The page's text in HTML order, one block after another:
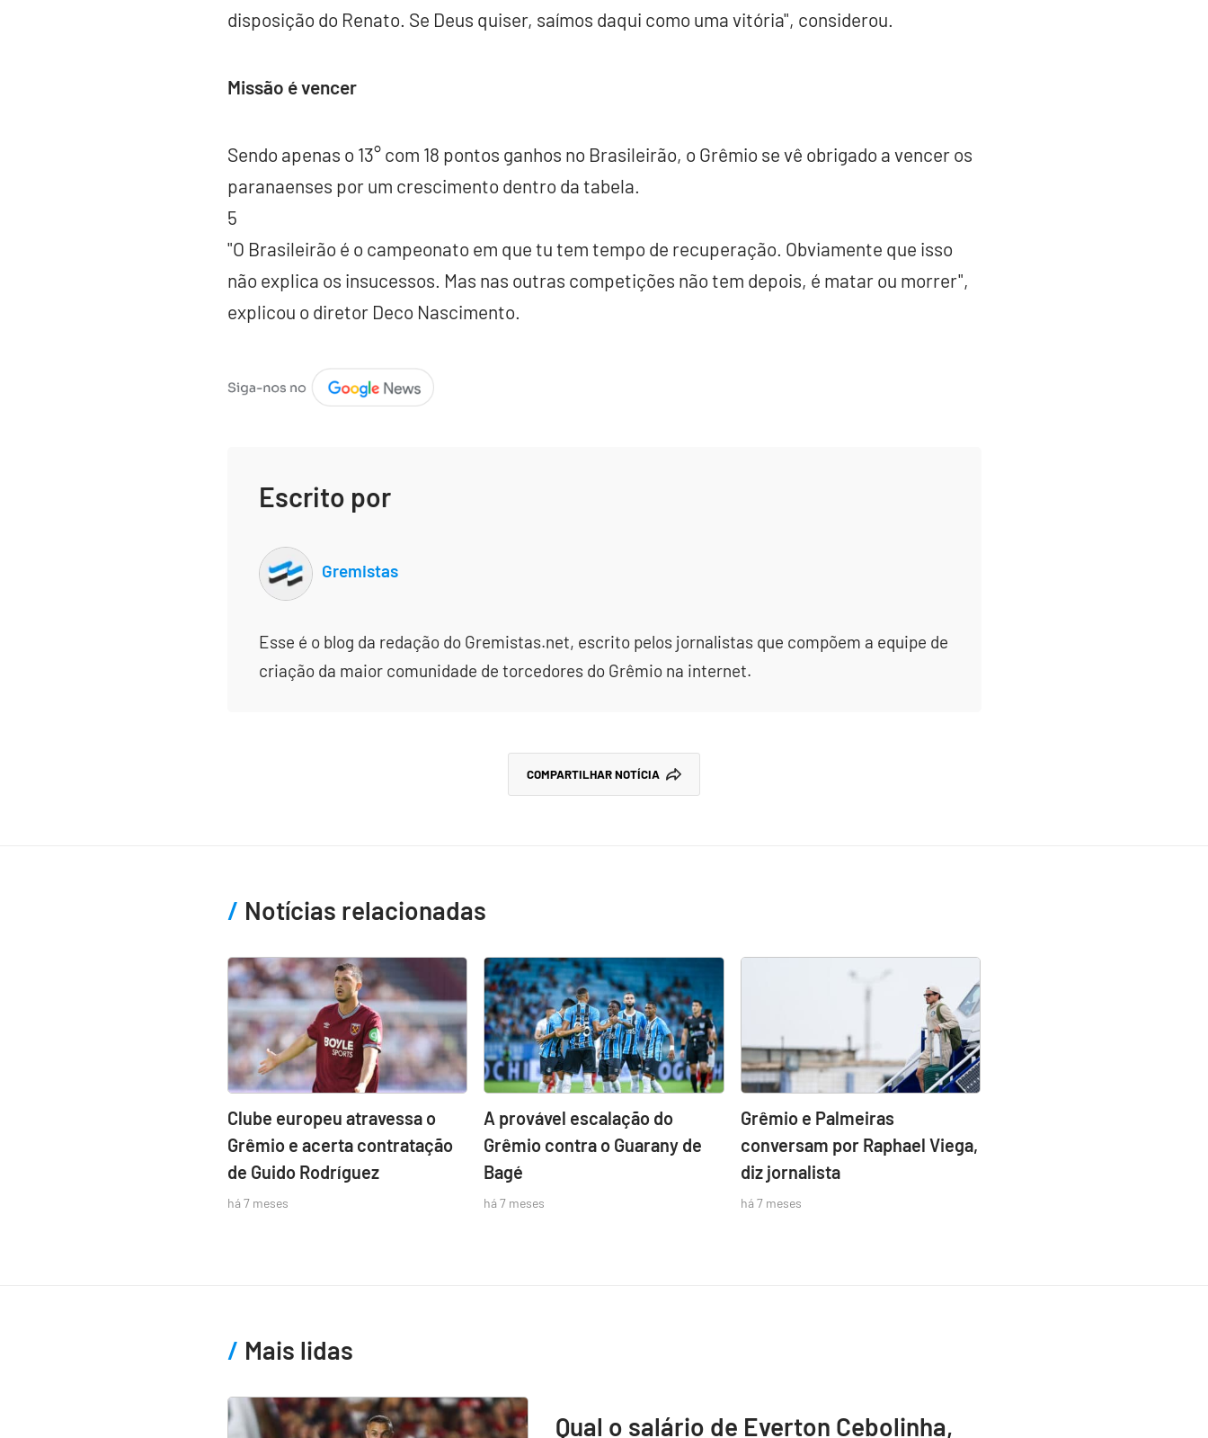
disposição do Renato. Se Deus quiser, saímos daqui como uma vitória", considerou.
Missão é vencer
Sendo apenas o 13° com 18 pontos ganhos no Brasileirão, o Grêmio se vê obrigado a vencer os
paranaenses por um crescimento dentro da tabela.
5
"O Brasileirão é o campeonato em que tu tem tempo de recuperação. Obviamente que isso
não explica os insucessos. Mas nas outras competições não tem depois, é matar ou morrer",
explicou o diretor Deco Nascimento.
Escrito por
Gremistas
Esse é o blog da redação do Gremistas.net, escrito pelos jornalistas que compõem a equipe de
criação da maior comunidade de torcedores do Grêmio na internet.
COMPARTILHAR NOTÍCIA
Notícias relacionadas
Clube europeu atravessa o
Grêmio e acerta contratação
de Guido Rodríguez
há 7 meses
A provável escalação do
Grêmio contra o Guarany de
Bagé
há 7 meses
Grêmio e Palmeiras
conversam por Raphael Viega,
diz jornalista
há 7 meses
Mais lidas
Qual o salário de Everton Cebolinha,